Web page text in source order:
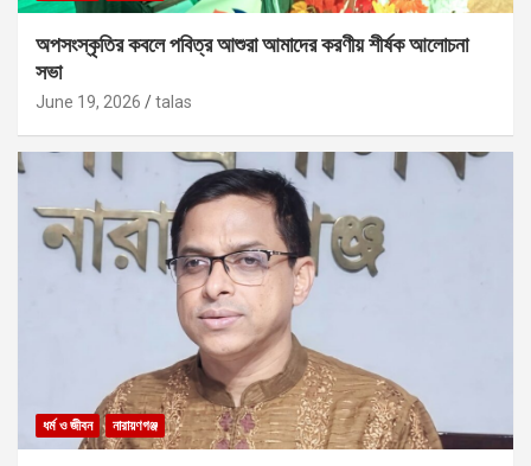
অপসংস্কৃতির কবলে পবিত্র আশুরা আমাদের করণীয় শীর্ষক আলোচনা
সভা
June 19, 2026 talas
ধর্ম ও জীবন নারায়ণগঞ্জ